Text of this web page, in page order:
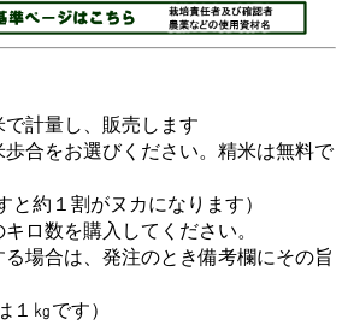
計量し、販売します
合をお選びください。精米は無料で
と約１割がヌカになります）
ロ数を購入してください。
場合は、発注のとき備考欄にその旨
１㎏です）